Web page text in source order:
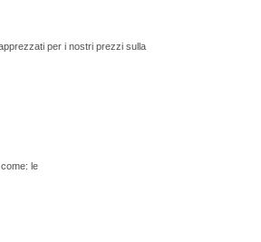
per i nostri prezzi sulla
come: le